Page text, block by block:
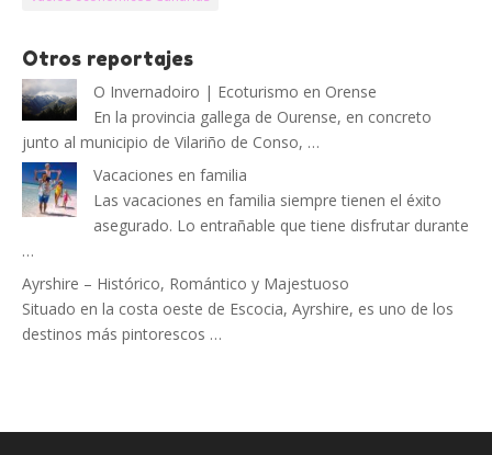
Otros reportajes
O Invernadoiro | Ecoturismo en Orense
En la provincia gallega de Ourense, en concreto
junto al municipio de Vilariño de Conso, …
Vacaciones en familia
Las vacaciones en familia siempre tienen el éxito
asegurado. Lo entrañable que tiene disfrutar durante
…
Ayrshire – Histórico, Romántico y Majestuoso
Situado en la costa oeste de Escocia, Ayrshire, es uno de los
destinos más pintorescos …